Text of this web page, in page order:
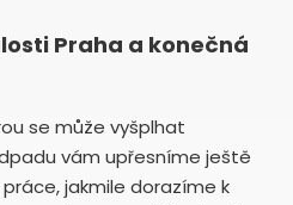
Praha a konečná
se může vyšplhat
vám upřesníme ještě
jakmile dorazíme k